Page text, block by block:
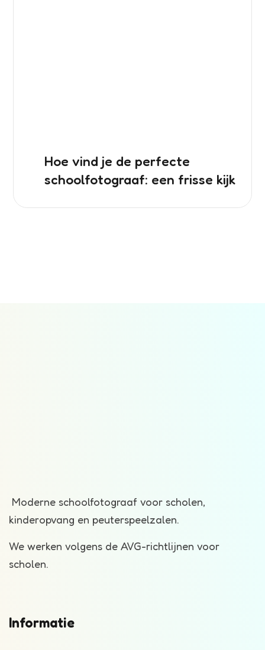
Hoe vind je de perfecte
schoolfotograaf: een frisse kijk
Moderne schoolfotograaf voor scholen,
kinderopvang en peuterspeelzalen.
We werken volgens de AVG-richtlijnen voor
scholen.
Informatie